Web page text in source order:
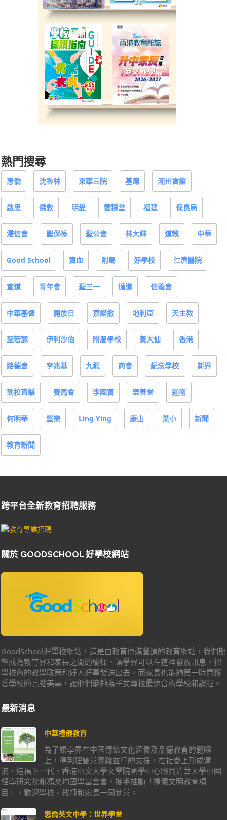
熱門搜尋
惠僑 沈香林 東華三院 基灣 潮州會館
啟思 佛教 明愛 靈糧堂 福建 保良局
浸信會 聖保祿 聖公會 林大輝 道教 中華
Good School 寶血 附屬 好學校 仁濟醫院
宣道 青年會 聖三一 循道 信義會
中華基督 開放日 嘉諾撒 地利亞 天主教
聖若瑟 伊利沙伯 附屬學校 黃大仙 香港
路德會 李兆基 九龍 商會 紀念學校 新界
到校直擊 賽馬會 李國寶 樂善堂 迦南
何明華 堅樂 Ling Ying 康山 葉小 新聞
教育新聞
跨平台全新教育招聘服務
關於 GOODSCHOOL 好學校網站
GoodSchool好學校網站，這是由教育傳媒營運的教育網站，我們期
望成為教育界和家長之間的橋樑，讓學界可以在這裡發放訊息，把
學校內的教學政策和好人好事發送出去，而家長也能夠第一時間獲
悉學校的亮點美事，讓他們能夠為子女尋找最適合的學校和課程。
最新消息
中華禮儀教育
為了讓學界在中國傳統文化涵養及品德教育的範疇
上，得到理論與實踐並行的支援，在社會上形成清
流，造福下一代，香港中文大學文學院國學中心聯同清華大學中國
經學研究院和馮燊均國學基金會，攜手推動「禮儀文明教育項
目」，歡迎學校、教師和家長一同參與。
惠僑英文中學：世界學堂